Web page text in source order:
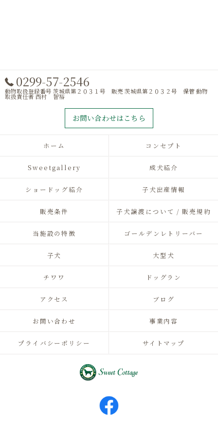
0299-57-2546
動物取扱登録番号 茨城県第２０３１号 販売 茨城県第２０３２号 保管 動物
取扱責任者 西村 智裕
お問い合わせはこちら
ホーム コンセプト
Sweetgallery 成犬紹介
ショードッグ紹介 子犬出産情報
販売条件 子犬譲渡について / 販売規約
当施設の特徴 ゴールデンレトリーバー
子犬 大型犬
チワワ ドッグラン
アクセス ブログ
お問い合わせ 事業内容
プライバシーポリシー サイトマップ